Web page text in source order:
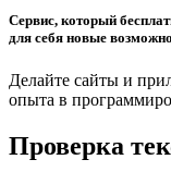
Сервис, который
для себя новые
Делайте сайты и
опыта в
Проверка